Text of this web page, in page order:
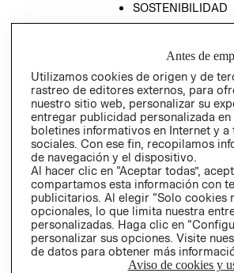
SOSTENIBILIDAD
RELACIÓN CON
POLÍTICA
EMPRESARIAL
Antes de
Utilizamos cookies de origen y de
rastreo de editores externos, para
nuestro sitio web, personalizar su
entregar publicidad personalizada
boletines informativos en Internet y
sociales. Con ese fin, recopilamos
de navegación y el dispositivo.
Al hacer clic en “Aceptar todas”,
compartamos esta información con
publicitarios. Al elegir “Solo cookies
opcionales, lo que limita nuestra
personalizadas. Haga clic en
personalizar sus opciones. Visite
de datos para obtener más
Aviso de cookies y